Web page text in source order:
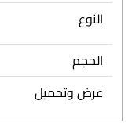
النوع
الحجم
عرض وتحميل